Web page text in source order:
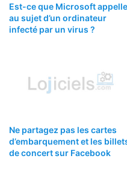
Est-ce que Microsoft appelle
au sujet d’un ordinateur
infecté par un virus ?
Ne partagez pas les cartes
d’embarquement et les
de concert sur Facebook